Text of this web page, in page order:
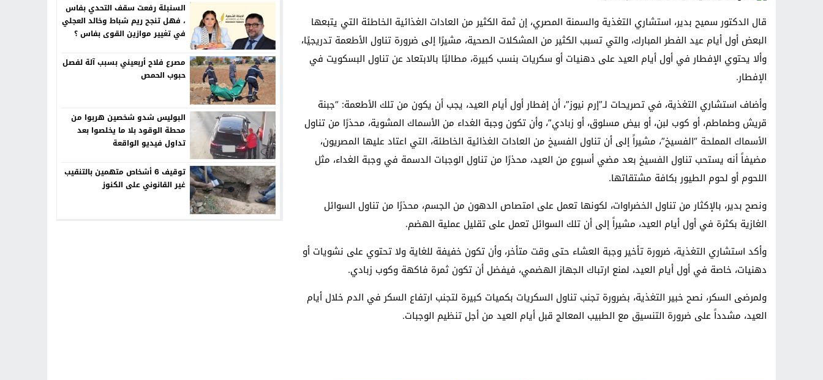
قال الدكتور سميح بدير، استشاري التغذية والسمنة المصري، إن ثمة الكثير من العادات الغذائية الخاطئة التي يتبعها
البعض أول أيام عيد الفطر المبارك، والتي تسبب الكثير من المشكلات الصحية، مشيرًا إلى ضرورة تناول الأطعمة تدريجيًا،
وألا يحتوي الإفطار في أول أيام العيد على دهنيات أو سكريات بنسب كبيرة، مطالبًا بالابتعاد عن تناول البسكويت في
الإفطار.
وأضاف استشاري التغذية، في تصريحات لـ”إرم نيوز”، أن إفطار أول أيام العيد، يجب أن يكون من تلك الأطعمة: “جبنة
قريش وطماطم، أو كوب لبن، أو بيض مسلوق، أو زبادي”، وأن تكون وجبة الغداء من الأسماك المشوية، محذرًا من تناول
الأسماك المملحة “الفسيخ”، مشيراً إلى أن تناول الفسيخ من العادات الغذائية الخاطئة، التي اعتاد عليها المصريون،
مضيفاً أنه يستحب تناول الفسيخ بعد مضي أسبوع من العيد، محذرًا من تناول الوجبات الدسمة في وجبة الغداء، مثل
اللحوم أو لحوم الطيور بكافة مشتقاتها.
ونصح بدير، بالإكثار من تناول الخضراوات، لكونها تعمل على امتصاص الدهون من الجسم، محذرًا من تناول السوائل
الغازية بكثرة في أول أيام العيد، مشيراً إلى أن تلك السوائل تعمل على تقليل عملية الهضم.
وأكد استشاري التغذية، ضرورة تأخير وجبة العشاء حتى وقت متأخر، وأن تكون خفيفة للغاية ولا تحتوي على نشويات أو
دهنيات، خاصة في أول أيام العيد، لمنع ارتباك الجهاز الهضمي، فيفضل أن تكون ثمرة فاكهة وكوب زبادي.
ولمرضى السكر، نصح خبير التغذية، بضرورة تجنب تناول السكريات بكميات كبيرة لتجنب ارتفاع السكر في الدم خلال أيام
العيد، مشدداً على ضرورة التنسيق مع الطبيب المعالج قبل أيام العيد من أجل تنظيم الوجبات.
السنبلة رفعت سقف التحدي بفاس
، فهل تنجح ريم شباط وخالد العجلي
في تغيير موازين القوى بفاس ؟
مصرع فلاح أربعيني بسبب آلة لفصل
حبوب الحمص
البوليس شدو شخصين هربوا من
محطة الوقود بلا ما يخلصوا بعد
تداول فيديو الواقعة
توقيف 6 أشخاص متهمين بالتنقيب
غير القانوني على الكنوز